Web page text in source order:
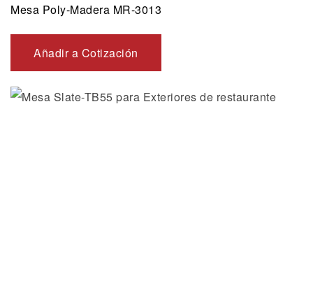
Mesa Poly-Madera MR-3013
Añadir a Cotización